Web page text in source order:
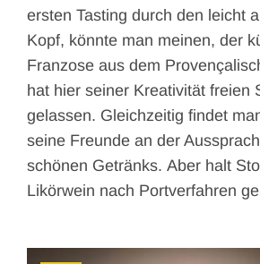
ersten Tasting durch den leicht
Kopf, könnte man meinen, der
Franzose aus dem
hat hier seiner Kreativität freien
gelassen. Gleichzeitig findet
seine Freunde an der
schönen Getränks. Aber halt
Likörwein nach Portverfahren